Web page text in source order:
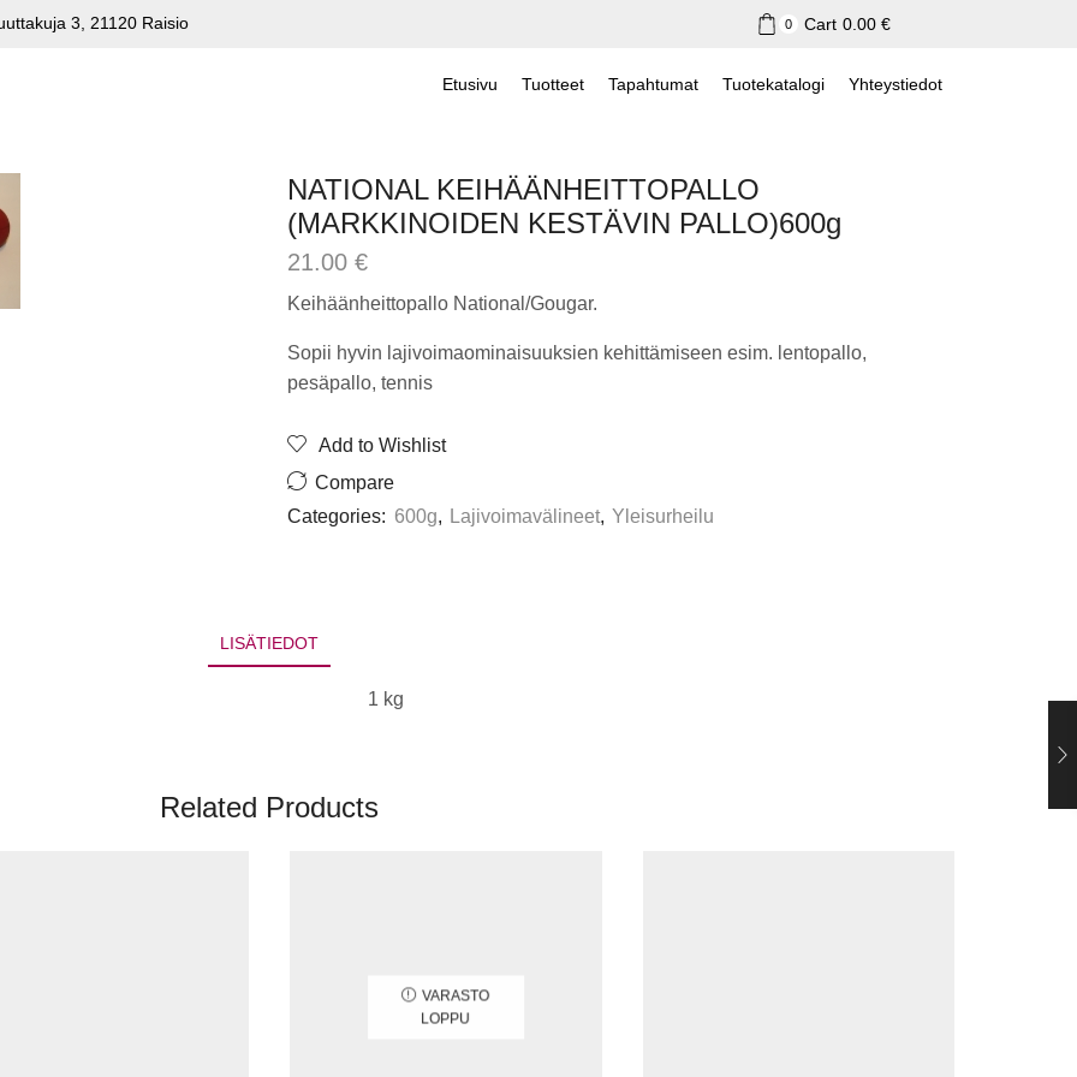
3, 21120 Raisio 0 Cart 0.00 €
Etusivu Tuotteet Tapahtumat Tuotekatalogi Yhteystiedot
NATIONAL KEIHÄÄNHEITTOPALLO
(MARKKINOIDEN KESTÄVIN PALLO)600g
21.00 €
Keihäänheittopallo National/Gougar.
Sopii hyvin lajivoimaominaisuuksien kehittämiseen esim. lentopallo,
pesäpallo, tennis
Add to Wishlist
Compare
Categories: 600g, Lajivoimavälineet, Yleisurheilu
LISÄTIEDOT
1 kg
Related Products
VARASTO
LOPPU